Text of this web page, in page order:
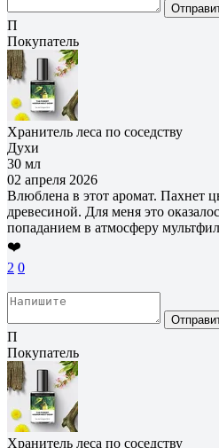
П
Покупатель
Хранитель леса по соседству
Духи
30 мл
02 апреля 2026
Влюблена в этот аромат. Пахнет
древесиной. Для меня это
попаданием в атмосферу
❤️
2 0
П
Покупатель
Хранитель леса по соседству